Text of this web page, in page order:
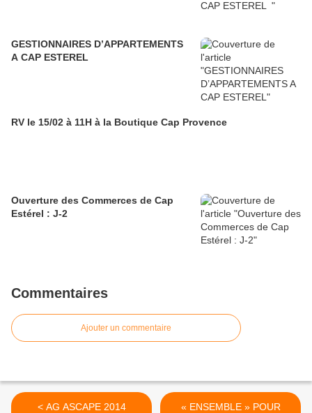
GESTIONNAIRES D’APPARTEMENTS
A CAP ESTEREL
RV le 15/02 à 11H à la Boutique Cap Provence
Ouverture des Commerces de Cap
Estérel : J-2
Commentaires
Ajouter un commentaire
< AG ASCAPE 2014
« ENSEMBLE » POUR